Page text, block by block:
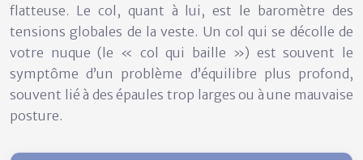
flatteuse. Le col, quant à lui, est le baromètre des
tensions globales de la veste. Un col qui se décolle de
votre nuque (le « col qui baille ») est souvent le
symptôme d’un problème d’équilibre plus profond,
souvent lié à des épaules trop larges ou à une mauvaise
posture.